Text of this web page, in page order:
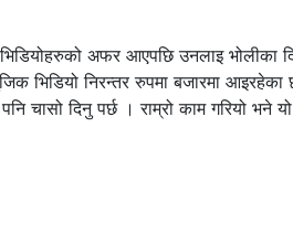
अफर आएपछि उनलाइ भोलीका
भिडियो निरन्तर रुपमा बजारमा
चासो दिनु पर्छ । राम्रो काम गरियो भने